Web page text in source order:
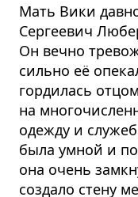
Мать Вики
Сергеевич
Он вечно
сильно её
гордилась
на
одежду и
была умной и
она очень
создало стену